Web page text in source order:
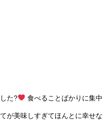
た? 食べることばかりに集
が美味しすぎてほんとに幸せ